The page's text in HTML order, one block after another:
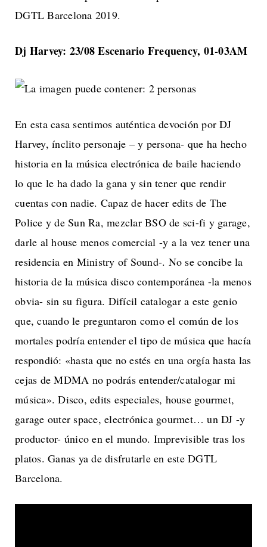
DGTL Barcelona 2019.
Dj Harvey: 23/08 Escenario Frequency, 01-03AM
En esta casa sentimos auténtica devoción por DJ
Harvey, ínclito personaje – y persona- que ha hecho
historia en la música electrónica de baile haciendo
lo que le ha dado la gana y sin tener que rendir
cuentas con nadie. Capaz de hacer edits de The
Police y de Sun Ra, mezclar BSO de sci-fi y garage,
darle al house menos comercial -y a la vez tener una
residencia en Ministry of Sound-. No se concibe la
historia de la música disco contemporánea -la menos
obvia- sin su figura. Difícil catalogar a este genio
que, cuando le preguntaron como el común de los
mortales podría entender el tipo de música que hacía
respondió: «hasta que no estés en una orgía hasta las
cejas de MDMA no podrás entender/catalogar mi
música». Disco, edits especiales, house gourmet,
garage outer space, electrónica gourmet… un DJ -y
productor- único en el mundo. Imprevisible tras los
platos. Ganas ya de disfrutarle en este DGTL
Barcelona.